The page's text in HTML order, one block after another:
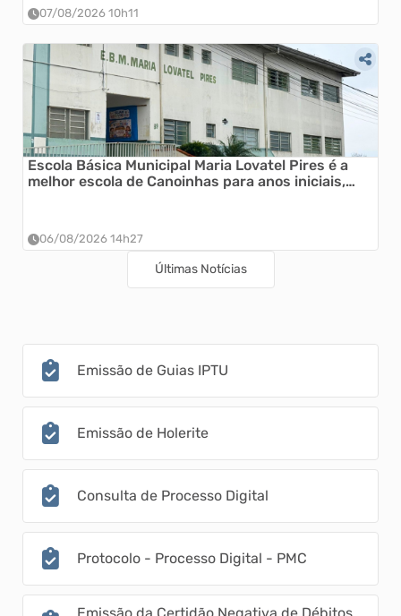
07/08/2026 10h11
Escola Básica Municipal Maria Lovatel Pires é a
melhor escola de Canoinhas para anos iniciais,
06/08/2026 14h27
Últimas Notícias
Emissão de Guias IPTU
Emissão de Holerite
Consulta de Processo Digital
Protocolo - Processo Digital - PMC